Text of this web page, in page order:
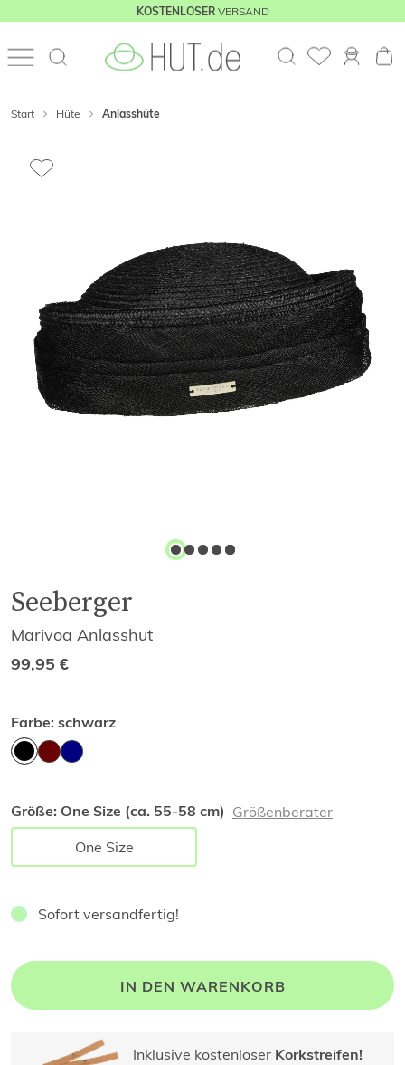
KOSTENLOSERVERSAND
Start Hüte Anlasshüte
Seeberger
Marivoa Anlasshut
99,95 €
Farbe: schwarz
Größe: One Size (ca. 55-58 cm) Größenberater
One Size
Sofort versandfertig!
IN DEN WARENKORB
Inklusive kostenloser Korkstreifen!